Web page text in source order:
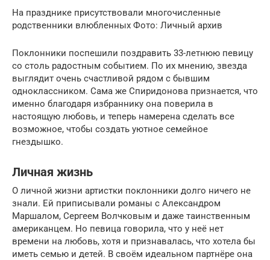
На празднике присутствовали многочисленные
родственники влюбленных Фото: Личный архив
Поклонники поспешили поздравить 33-летнюю певицу
со столь радостным событием. По их мнению, звезда
выглядит очень счастливой рядом с бывшим
одноклассником. Сама же Спиридонова признается, что
именно благодаря избраннику она поверила в
настоящую любовь, и теперь намерена сделать все
возможное, чтобы создать уютное семейное
гнездышко.
Личная жизнь
О личной жизни артистки поклонники долго ничего не
знали. Ей приписывали романы с Александром
Маршалом, Сергеем Волчковым и даже таинственным
американцем. Но певица говорила, что у неё нет
времени на любовь, хотя и признавалась, что хотела бы
иметь семью и детей. В своём идеальном партнёре она